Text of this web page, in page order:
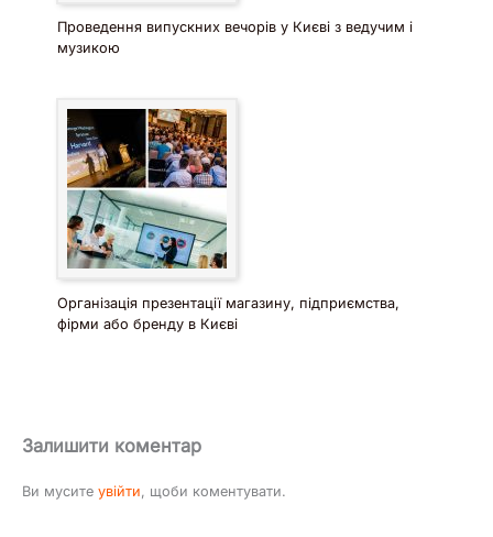
Проведення випускних вечорів у Києві з ведучим і
музикою
Організація презентації магазину, підприємства,
фірми або бренду в Києві
Залишити коментар
Ви мусите увійти, щоби коментувати.